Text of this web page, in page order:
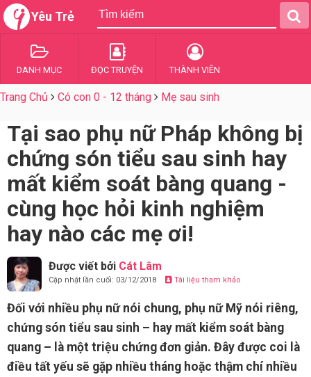
Yêu Trẻ
DANH MỤC ĐỌC TRUYỆN THÀNH VIÊN
Trang Chủ Có con 0 - 12 tháng Mẹ sau sinh
Tại sao phụ nữ Pháp không bị
chứng són tiểu sau sinh hay
mất kiểm soát bàng quang -
cùng học hỏi kinh nghiệm
hay nào các mẹ ơi!
Được viết bởi Cát Lâm
Cập nhật lần cuối: 03/12/2018 Tài liệu tham khảo
Đối với nhiều phụ nữ nói chung, phụ nữ Mỹ nói riêng,
chứng són tiểu sau sinh – hay mất kiểm soát bàng
quang – là một triệu chứng đơn giản. Đây được coi là
điều tất yếu sẽ gặp nhiều tháng hoặc thậm chí nhiều